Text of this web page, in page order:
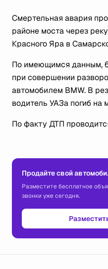
Смертельная авария
районе моста через
Красного Яра в
По имеющимся данным,
при совершении
автомобилем BMW. В
водитель УАЗа погиб на
По факту ДТП
Продайте свой
Разместите бесплатное
звонки уже сегодня.